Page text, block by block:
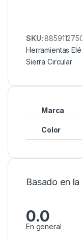
SKU:
Herramientas
Sierra Circular
Marca
Color
Basado en
0.0
En general